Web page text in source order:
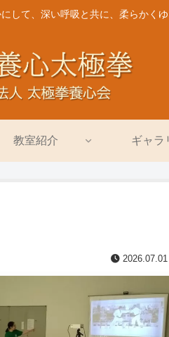
して、深い呼吸と共に、柔らかく
教室紹介 ギャラ
2026.07.01